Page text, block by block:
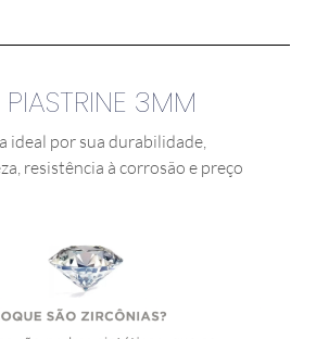
3MM
ideal por sua durabilidade,
resistência à corrosão e preço